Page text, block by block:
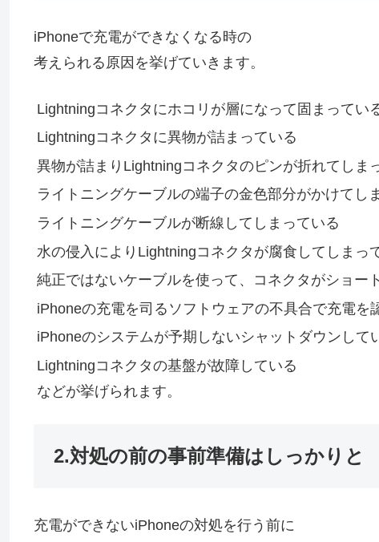
iPhoneで充電ができなくなる時の
考えられる原因を挙げていきます。
Lightningコネクタにホコリが層になって固まってい
Lightningコネクタに異物が詰まっている
異物が詰まりLightningコネクタのピンが折れてしま
ライトニングケーブルの端子の金色部分がかけてし
ライトニングケーブルが断線してしまっている
水の侵入によりLightningコネクタが腐食してしまっ
純正ではないケーブルを使って、コネクタがショー
iPhoneの充電を司るソフトウェアの不具合で充電を
iPhoneのシステムが予期しないシャットダウンして
Lightningコネクタの基盤が故障している
などが挙げられます。
2.対処の前の事前準備はしっかりと
充電ができないiPhoneの対処を行う前に